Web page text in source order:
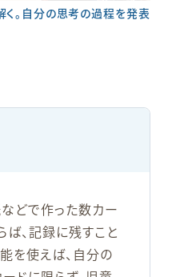
。自分の思考の過程を発表
どで作った数カー
ば、記録に残すこと
能を使えば、自分の